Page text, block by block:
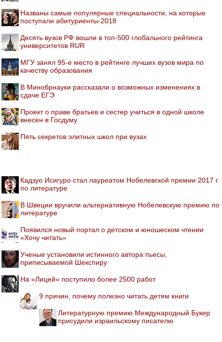
Названы самые популярные специальности, на которые
поступали абитуриенты-2018
Десять вузов РФ вошли в топ-500 глобального рейтинга
университетов RUR
МГУ занял 95-е место в рейтинге лучших вузов мира по
качеству образования
В Минобрнауки рассказали о возможных изменениях в
сдаче ЕГЭ
Проект о праве братьев и сестер учиться в одной школе
внесен в Госдуму
Пять секретов элитных школ при вузах
Кадзуо Исигуро стал лауреатом Нобелевской премии 2017 г.
по литературе
В Швеции вручили альтернативную Нобелевскую премию по
литературе
Появился новый портал о детском и юношеском чтении
«Хочу читать»
Ученые установили истинного автора пьесы,
приписываемой Шекспиру
На «Лицей» поступило более 2500 работ
9 причин, почему полезно читать детям книги
Литературную премию Международный Букер
присудили израильскому писателю